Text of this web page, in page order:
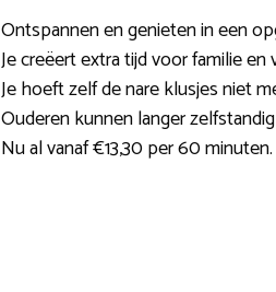
Ontspannen en genieten in een
Je creëert extra tijd voor familie en
Je hoeft zelf de nare klusjes niet
Ouderen kunnen langer
Nu al vanaf €13,30 per 60 minuten.